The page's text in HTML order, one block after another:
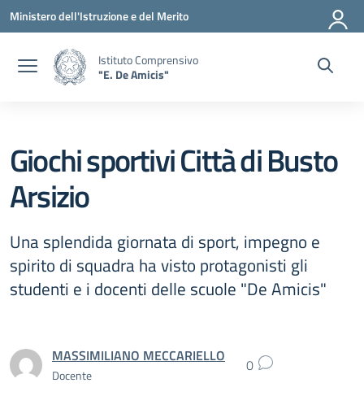
Vai ai contenuti
Vai al menu di navigazione
Vai al footer
Ministero dell'Istruzione e del Merito
Istituto Comprensivo
"E. De Amicis"
Giochi sportivi Città di Busto
Arsizio
Una splendida giornata di sport, impegno e
spirito di squadra ha visto protagonisti gli
studenti e i docenti delle scuole "De Amicis"
MASSIMILIANO MECCARIELLO
Docente 0